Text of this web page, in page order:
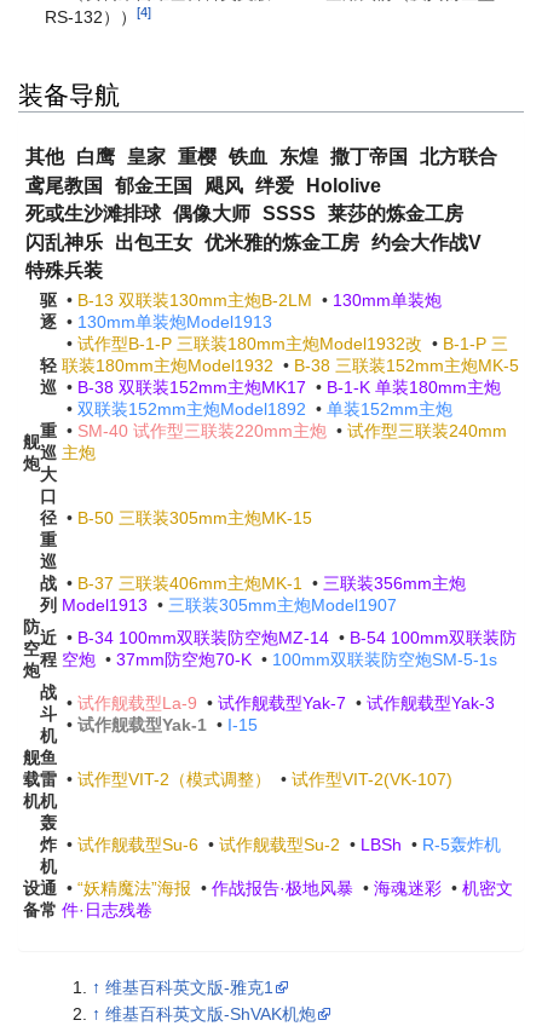
RS-132））[4]
装备导航
其他 白鹰 皇家 重樱 铁血 东煌 撒丁帝国
北方联合
鸢尾教国
郁金王国 飓风 绊爱
Hololive
死或生沙滩排球 偶像大师 SSSS
莱莎的炼金工房
闪乱神乐
出包王女 优米雅的炼金工房 约会大作战V
特殊兵装
舰
炮
驱
逐
• B-13 双联装130mm主炮B-2LM • 130mm单装炮
• 130mm单装炮Model1913
轻
巡
• 试作型B-1-P 三联装180mm主炮Model1932改 • B-1-P 三
联装180mm主炮Model1932 • B-38 三联装152mm主炮MK-5
• B-38 双联装152mm主炮MK17 • B-1-K 单装180mm主炮
• 双联装152mm主炮Model1892 • 单装152mm主炮
重
巡
• SM-40 试作型三联装220mm主炮 • 试作型三联装240mm
主炮
大
口
径
重
巡
• B-50 三联装305mm主炮MK-15
战
列
• B-37 三联装406mm主炮MK-1 • 三联装356mm主炮
Model1913 • 三联装305mm主炮Model1907
防
空
炮
近
程
• B-34 100mm双联装防空炮MZ-14 • B-54 100mm双联装防
空炮 • 37mm防空炮70-K • 100mm双联装防空炮SM-5-1s
舰
载
机
战
斗
机
• 试作舰载型La-9 • 试作舰载型Yak-7 • 试作舰载型Yak-3
• 试作舰载型Yak-1 • I-15
鱼
雷
机
• 试作型VIT-2（模式调整） • 试作型VIT-2(VK-107)
轰
炸
机
• 试作舰载型Su-6 • 试作舰载型Su-2 • LBSh • R-5轰炸机
设
备
通
常
• “妖精魔法”海报 • 作战报告·极地风暴 • 海魂迷彩 • 机密文
件·日志残卷
↑ 维基百科英文版-雅克1
↑ 维基百科英文版-ShVAK机炮